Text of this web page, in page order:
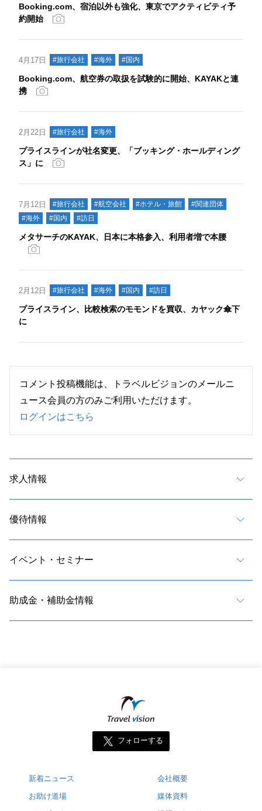
Booking.com、宿泊以外も強化、東京でアクティビティ予
約開始
4月17日 #旅行会社 #海外 #国内
Booking.com、航空券の取扱を試験的に開始、KAYAKと連
携
2月22日 #旅行会社 #海外
プライスラインが社名変更、「ブッキング・ホールディング
ス」に
7月12日 #旅行会社 #航空会社 #ホテル・旅館
#関連団体
#海外
#国内 #訪日
メタサーチのKAYAK、日本に本格参入、利用者増で本腰
2月12日 #旅行会社 #海外 #国内 #訪日
プライスライン、比較検索のモモンドを買収、カヤック傘下
に
コメント投稿機能は、トラベルビジョンのメールニ
ュース会員の方のみご利用いただけます。
ログインはこちら
求人情報
優待情報
イベント・セミナー
助成金・補助金情報
フォローする
新着ニュース
お助け道場
会社概要
媒体資料